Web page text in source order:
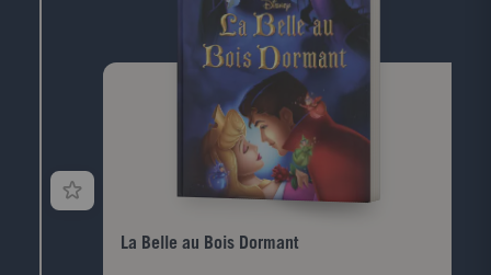
La Belle au Bois Dormant